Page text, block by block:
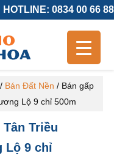
HOTLINE: 0834 00 66 88
/ Bán Đất Nền / Bán gấp
Lộ 9 chỉ 500m
Triều
Lộ 9 chỉ